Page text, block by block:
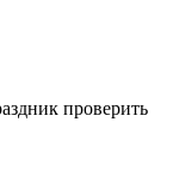
проверить